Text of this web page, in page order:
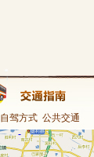
自驾方式 公共交通